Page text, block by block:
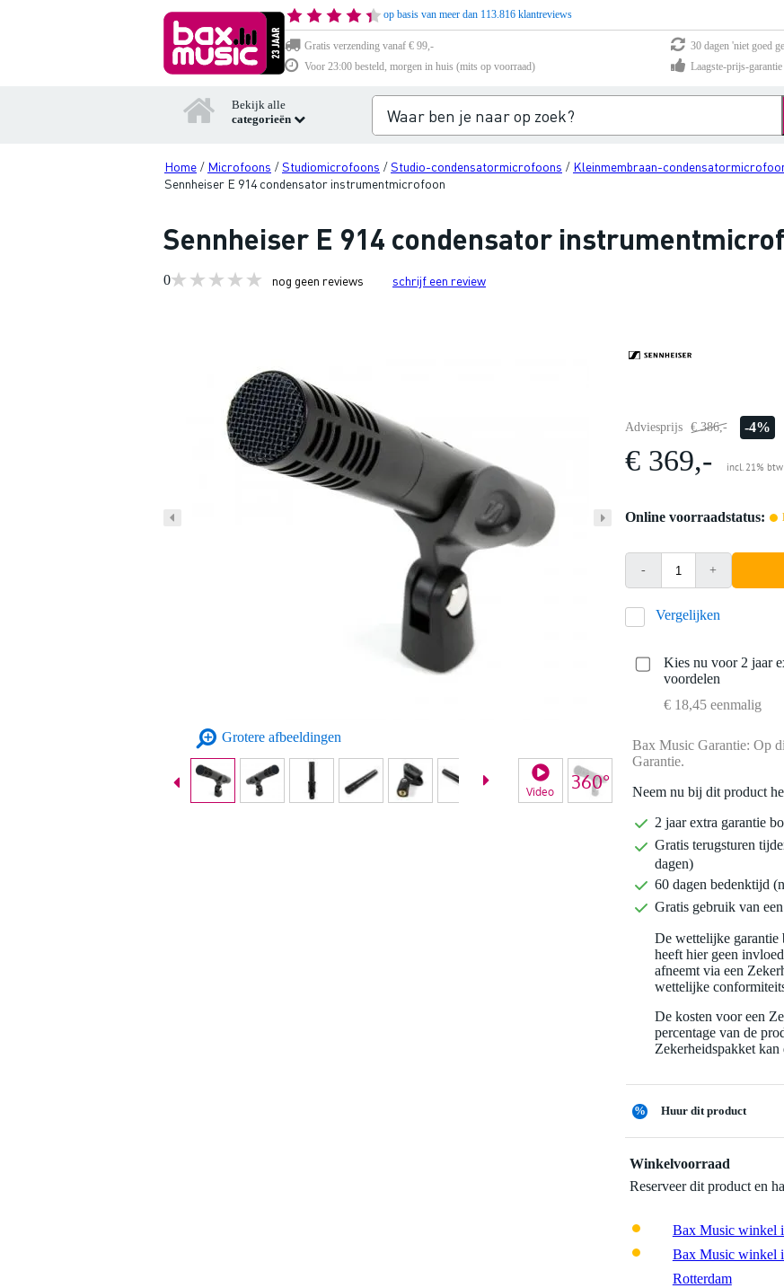
op basis van meer dan 113.816 klantreviews
Gratis verzending vanaf € 99,-
30 dagen 'niet goed
Voor 23:00 besteld, morgen in huis (mits op voorraad)
Laagste-prijs-garantie
Bekijk alle
categorieën
Home / Microfoons /Studiomicrofoons /Studio-condensatormicrofoons / Kleinmembraan-
Sennheiser E 914 condensator instrumentmicrofoon
Sennheiser E 914 condensator
0 nog geen reviews schrijf een review
Grotere afbeeldingen
Video
Adviesprijs € 386,- -4%
€ 369,- incl. 21% btw
Online voorraadstatus:
- +
Vergelijken
Kies nu voor 2 jaar
voordelen
€ 18,45 eenmalig
Bax Music Garantie: Op
Garantie.
Neem nu bij dit product
2 jaar extra garantie
Gratis terugsturen
dagen)
60 dagen bedenktijd
Gratis gebruik van
De wettelijke garantie
heeft hier geen
afneemt via een
wettelijke
De kosten voor een
percentage van de
Zekerheidspakket
% Huur dit product
Winkelvoorraad
Reserveer dit product en
Bax Music winkel
Bax Music winkel
Rotterdam